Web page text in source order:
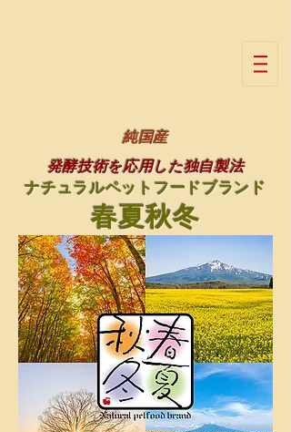
純国産
発酵技術を応用した独自製法
ナチュラルペットフードブランド
春夏秋冬